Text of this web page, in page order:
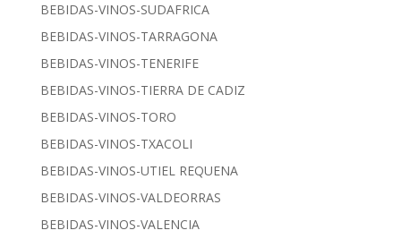
BEBIDAS-VINOS-SUDAFRICA
BEBIDAS-VINOS-TARRAGONA
BEBIDAS-VINOS-TENERIFE
BEBIDAS-VINOS-TIERRA DE CADIZ
BEBIDAS-VINOS-TORO
BEBIDAS-VINOS-TXACOLI
BEBIDAS-VINOS-UTIEL REQUENA
BEBIDAS-VINOS-VALDEORRAS
BEBIDAS-VINOS-VALENCIA